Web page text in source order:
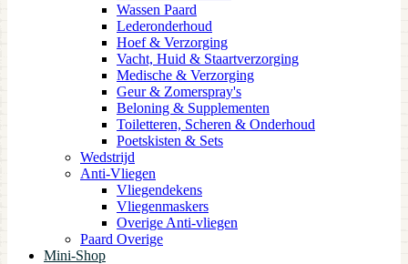
Wassen Paard
Lederonderhoud
Hoef & Verzorging
Vacht, Huid & Staartverzorging
Medische & Verzorging
Geur & Zomerspray's
Beloning & Supplementen
Toiletteren, Scheren & Onderhoud
Poetskisten & Sets
Wedstrijd
Anti-Vliegen
Vliegendekens
Vliegenmaskers
Overige Anti-vliegen
Paard Overige
Mini-Shop